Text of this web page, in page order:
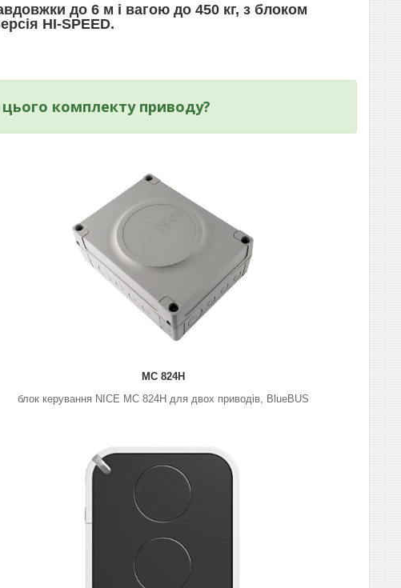
до 6 м і вагою до 450 кг, з блоком
HI-SPEED.
комплекту приводу?
МС 824Н
блок керування NICE МС 824Н для двох приводів, BlueBUS